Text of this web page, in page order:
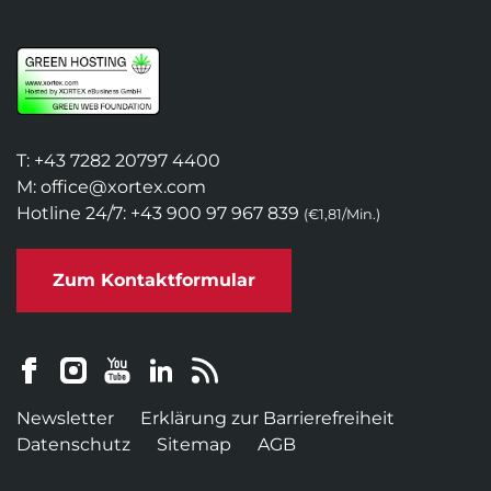
die Software keine Versand­kosten
anfallen.
T: +43 7282 20797 4400
M: office@xortex.com
Hotline 24/7: +43 900 97 967 839 (€1,81/Min.)
Zum Kontaktformular
Newsletter
Erklärung zur Barrierefreiheit
Datenschutz
Sitemap AGB